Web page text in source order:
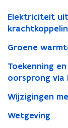
Elektriciteit
Groene
Toekenning
oorsprong
Wijzigingen
Wetgeving